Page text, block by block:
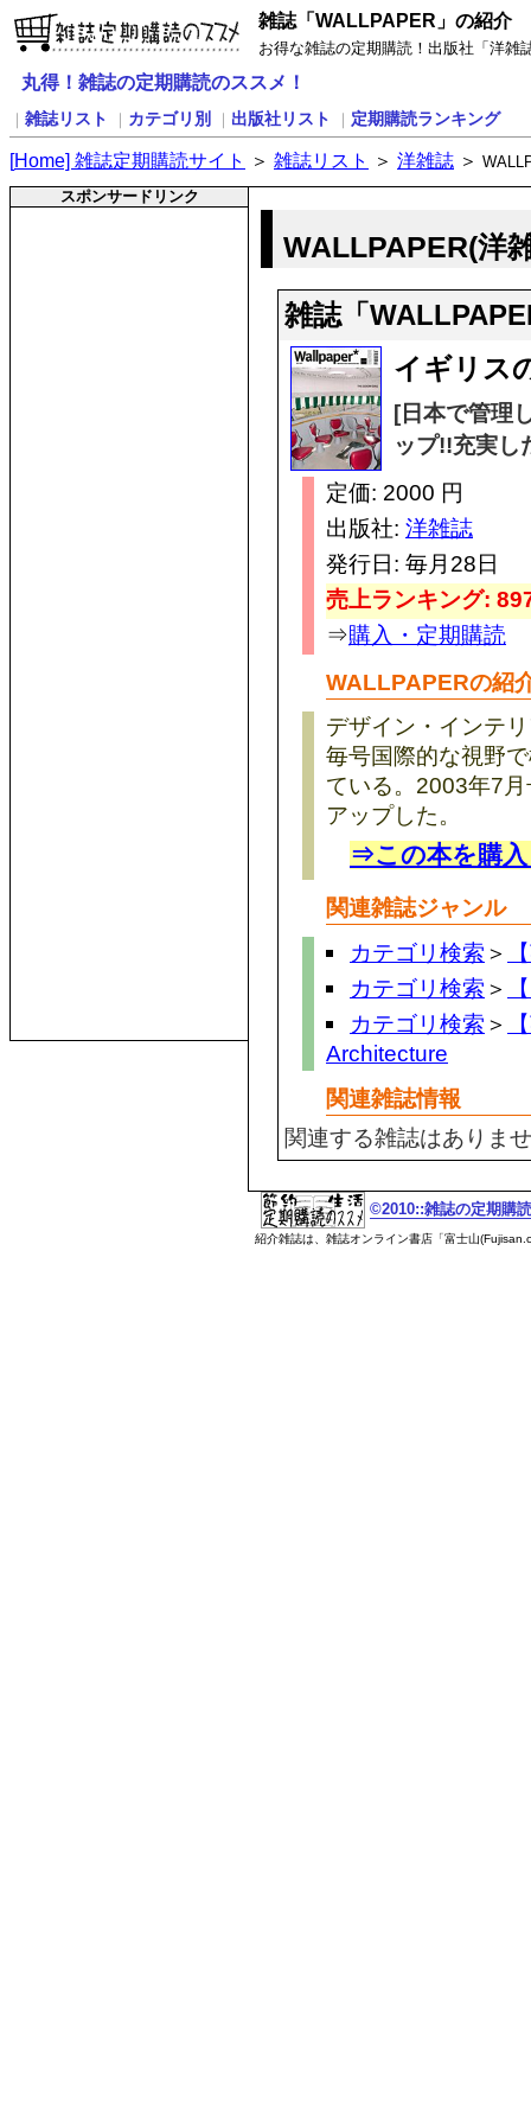
雑誌「WALLPAPER」の紹介
お得な雑誌の定期購読！出版社「洋雑
丸得！雑誌の定期購読のススメ！
雑誌リスト カテゴリ別 出版社リスト 定期購読ランキング
[Home] 雑誌定期購読サイト ＞ 雑誌リスト ＞ 洋雑誌 ＞
スポンサードリンク
WALLPAPER(洋
雑誌「
イギリス
[日本で管理
ップ!!充実し
定価: 2000 円
出版社: 洋雑誌
発行日: 毎月28日
売上ランキング:
⇒購入・定期購読
WALLPAPERの紹
デザイン・インテ
毎号国際的な視野
ている。2003年7
アップした。
⇒この本を購
関連雑誌ジャンル
カテゴリ検索 ＞
カテゴリ検索 ＞
カテゴリ検索 ＞
Architecture
関連雑誌情報
関連する雑誌はありま
©2010::雑誌の定期購
紹介雑誌は、雑誌オンライン書店「富士山